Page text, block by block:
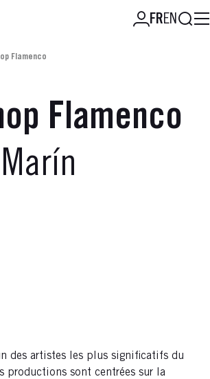
FREN
Flamenco
Flamenco
des artistes les plus significatifs du
productions sont centrées sur la